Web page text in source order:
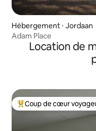
Hébergement ⋅ Jordaan
Adam Place
Location de
Coups de cœur
Coup de cœur